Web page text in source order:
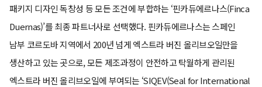
패키지 디자인 독창성 등 모든 조건에 부합하는 ‘핀카듀에르나스(Finca
Duernas)’를 최종 파트너사로 선택했다. 핀카듀에르나스는 스페인
남부 코르도바 지역에서 200년 넘게 엑스트라 버진 올리브오일만을
생산하고 있는 곳으로, 모든 제조과정이 안전하고 탁월하게 관리된
엑스트라 버진 올리브오일에 부여되는 ‘SIQEV(Seal for International